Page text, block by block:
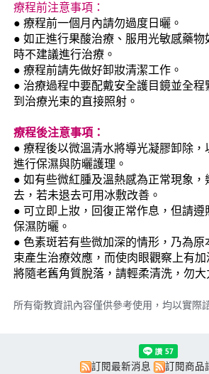
療程前注意事項：
● 療程前一個月內請勿過度日曬。
● 如正進行果酸治療、服用光敏感藥物
時不建議進行治療。
● 療程前請先做好卸妝清潔工作。
● 治療過程中要配戴安全護目鏡並全程
到治療光束的直接照射。
療程後注意事項：
● 療程後以微溫清水將導光凝膠卸除，
進行保濕與防曬護理。
● 如有些微紅腫及溫熱感為正常現象，
去，若未退去可用冰敷改善。
● 可立即上妝，回復正常作息，但請遵
保濕防曬。
● 色素斑若有些微加深的情形，乃為原
束產生治療效應，而使肉眼觀察上有
將隨老舊角質脫落，請輕柔清洗，勿大
所有衛教資訊內容僅供參考使用，均以實際
訂閱最新消息 訂閱商品